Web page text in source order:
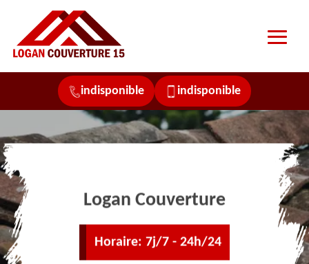
indisponible indisponible
Logan Couverture
Horaire: 7j/7 - 24h/24